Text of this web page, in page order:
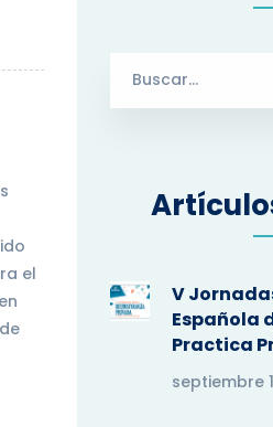
el
r
:
V
Española
Practica
septiembre